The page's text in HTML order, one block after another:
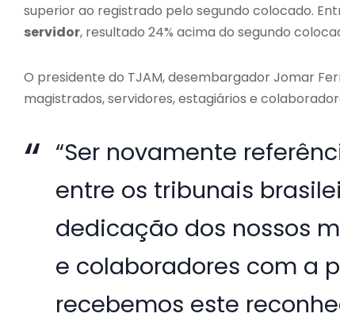
superior ao registrado pelo segundo colocado.
servidor, resultado 24% acima do segundo
O presidente do TJAM, desembargador Jomar
magistrados, servidores, estagiários e
“Ser novamente
entre os tribunais
dedicação dos nossos
e colaboradores com a
recebemos este